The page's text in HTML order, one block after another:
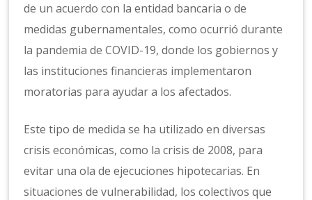
de un acuerdo con la entidad bancaria o de
medidas gubernamentales, como ocurrió durante
la pandemia de COVID-19, donde los gobiernos y
las instituciones financieras implementaron
moratorias para ayudar a los afectados.
Este tipo de medida se ha utilizado en diversas
crisis económicas, como la crisis de 2008, para
evitar una ola de ejecuciones hipotecarias. En
situaciones de vulnerabilidad, los colectivos que